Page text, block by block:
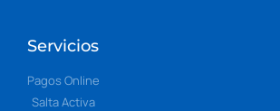
Servicios
Pagos Online
Salta Activa